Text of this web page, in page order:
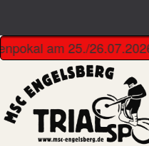
am 25./